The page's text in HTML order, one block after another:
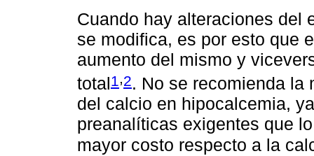
Cuando hay alteraciones del
se modifica, es por esto que
aumento del mismo y
total1,2. No se recomienda la
del calcio en hipocalcemia,
preanalíticas exigentes que
mayor costo respecto a la